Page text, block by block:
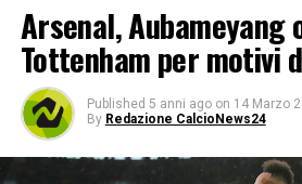
Arsenal, Aubameyang
Tottenham per motivi
Published 5 anni ago on 14 Marzo
By Redazione CalcioNews24